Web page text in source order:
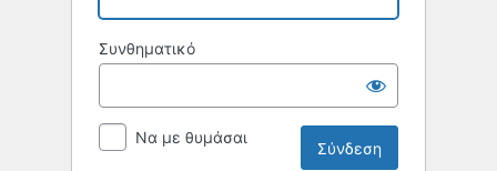
Συνθηματικό
Να με θυμάσαι